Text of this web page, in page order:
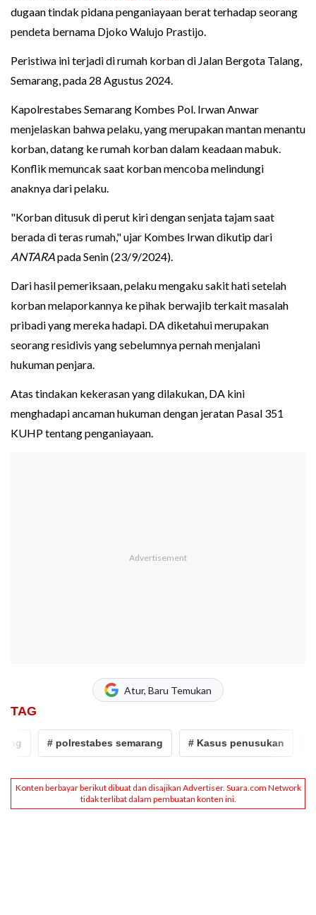
dugaan tindak pidana penganiayaan berat terhadap seorang
pendeta bernama Djoko Walujo Prastijo.
Peristiwa ini terjadi di rumah korban di Jalan Bergota Talang,
Semarang, pada 28 Agustus 2024.
Kapolrestabes Semarang Kombes Pol. Irwan Anwar
menjelaskan bahwa pelaku, yang merupakan mantan menantu
korban, datang ke rumah korban dalam keadaan mabuk.
Konflik memuncak saat korban mencoba melindungi
anaknya dari pelaku.
"Korban ditusuk di perut kiri dengan senjata tajam saat
berada di teras rumah," ujar Kombes Irwan dikutip dari
ANTARApada Senin (23/9/2024).
Dari hasil pemeriksaan, pelaku mengaku sakit hati setelah
korban melaporkannya ke pihak berwajib terkait masalah
pribadi yang mereka hadapi. DA diketahui merupakan
seorang residivis yang sebelumnya pernah menjalani
hukuman penjara.
Atas tindakan kekerasan yang dilakukan, DA kini
menghadapi ancaman hukuman dengan jeratan Pasal 351
KUHP tentang penganiayaan.
Atur, Baru Temukan
TAG
# polrestabes semarang # Kasus penusukan